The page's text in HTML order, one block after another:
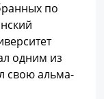
по
одним из
свою альма-